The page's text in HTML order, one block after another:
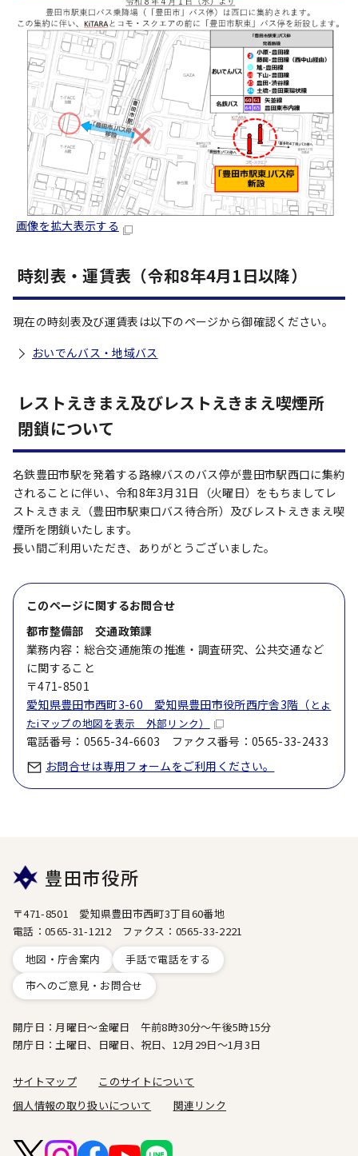
画像を拡大表示する
時刻表・運賃表（令和8年4月1日以降）
現在の時刻表及び運賃表は以下のページから御確認ください。
おいでんバス・地域バス
レストえきまえ及びレストえきまえ喫煙所
閉鎖について
名鉄豊田市駅を発着する路線バスのバス停が豊田市駅西口に集約
されることに伴い、令和8年3月31日（火曜日）をもちましてレ
ストえきまえ（豊田市駅東口バス待合所）及びレストえきまえ喫
煙所を閉鎖いたします。
長い間ご利用いただき、ありがとうございました。
このページに関するお問合せ
都市整備部 交通政策課
業務内容：総合交通施策の推進・調査研究、公共交通など
に関すること
〒471-8501
愛知県豊田市西町3-60 愛知県豊田市役所西庁舎3階（ とよ
たiマップの地図を表示 外部リンク）
電話番号：0565-34-6603 ファクス番号：0565-33-2433
お問合せは専用フォームをご利用ください。
豊田市役所
〒471-8501 愛知県豊田市西町3丁目60番地
電話：0565-31-1212 ファクス：0565-33-2221
地図・庁舎案内
手話で電話をする
市へのご意見・お問合せ
開庁日：月曜日～金曜日 午前8時30分～午後5時15分
閉庁日：土曜日、日曜日、祝日、12月29日～1月3日
サイトマップ
このサイトについて
個人情報の取り扱いについて
関連リンク